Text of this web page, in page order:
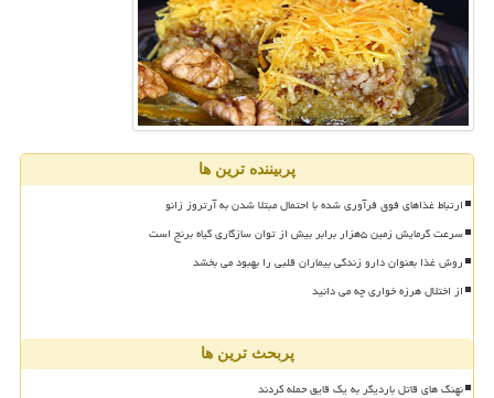
پربیننده ترین ها
ارتباط غذاهای فوق فرآوری شده با احتمال مبتلا شدن به آرتروز زانو
سرعت گرمایش زمین ۵هزار برابر بیش از توان سازگاری گیاه برنج است
روش غذا بعنوان دارو زندگی بیماران قلبی را بهبود می بخشد
از اختلال هرزه خواری چه می دانید
پربحث ترین ها
نهنگ های قاتل باردیگر به یک قایق حمله کردند